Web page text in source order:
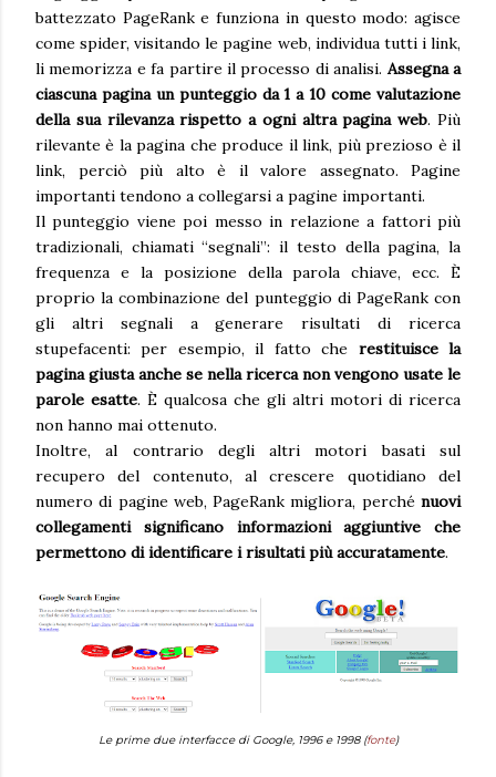
battezzato PageRank e funziona in questo modo: agisce
come spider, visitando le pagine web, individua tutti i link,
li memorizza e fa partire il processo di analisi. Assegna a
ciascuna pagina un punteggio da 1 a 10 come valutazione
della sua rilevanza rispetto a ogni altra pagina web. Più
rilevante è la pagina che produce il link, più prezioso è il
link, perciò più alto è il valore assegnato. Pagine
importanti tendono a collegarsi a pagine importanti.
Il punteggio viene poi messo in relazione a fattori più
tradizionali, chiamati “segnali”: il testo della pagina, la
frequenza e la posizione della parola chiave, ecc. È
proprio la combinazione del punteggio di PageRank con
gli altri segnali a generare risultati di ricerca
stupefacenti: per esempio, il fatto che restituisce la
pagina giusta anche se nella ricerca non vengono usate le
parole esatte. È qualcosa che gli altri motori di ricerca
non hanno mai ottenuto.
Inoltre, al contrario degli altri motori basati sul
recupero del contenuto, al crescere quotidiano del
numero di pagine web, PageRank migliora, perché nuovi
collegamenti significano informazioni aggiuntive che
permettono di identificare i risultati più accuratamente.
Le prime due interfacce di Google, 1996 e 1998 (fonte)